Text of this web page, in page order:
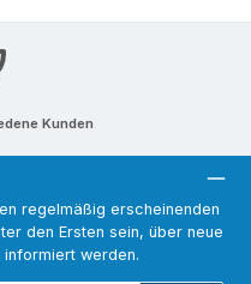
Kunden
regelmäßig erscheinenden
den Ersten sein, über neue
werden.